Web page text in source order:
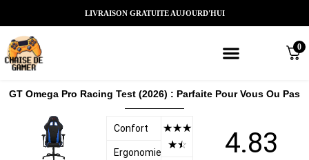
LIVRAISON GRATUITE AUJOURD'HUI
0
GT Omega Pro Racing Test (2026) : Parfaite Pour Vous Ou Pas
Confort
Ergonomie
☆☆☆
☆☆ 4.83